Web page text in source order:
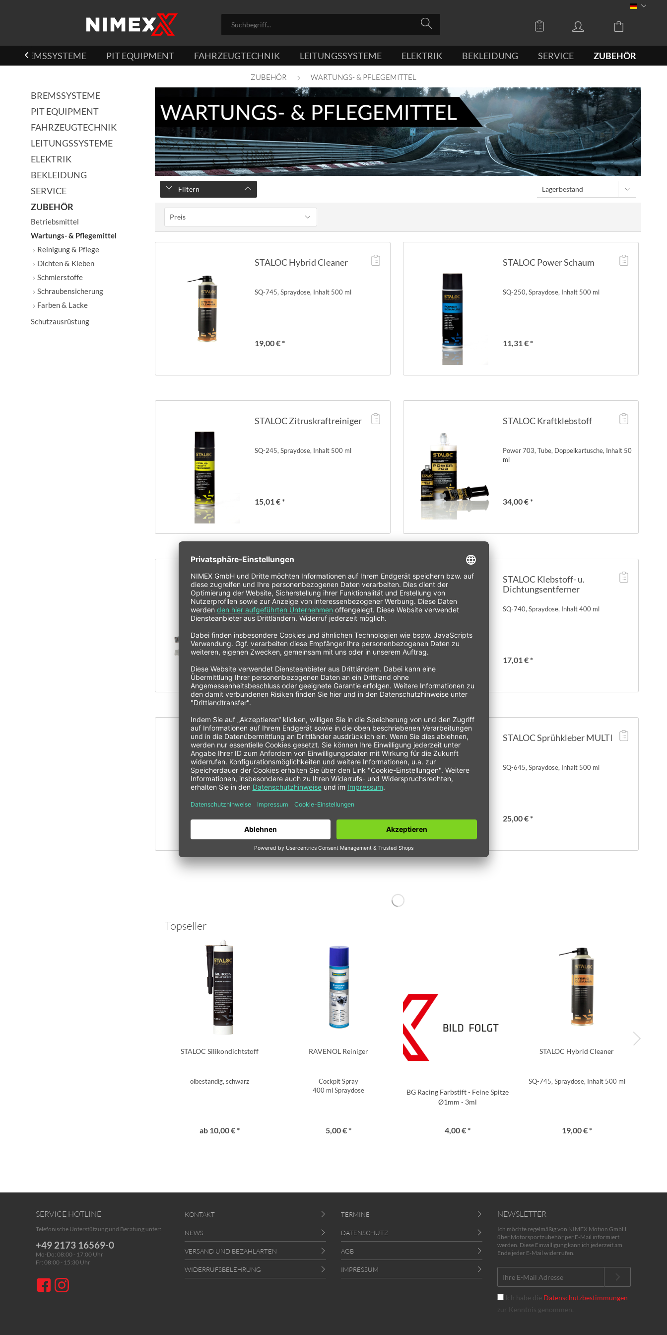
DEUTSCH
BREMSSYSTEME PIT EQUIPMENT FAHRZEUGTECHNIK LEITUNGSSYSTEME ELEKTRIK BEKLEIDUNG SERVICE ZUBEHÖR

ZUBEHÖR WARTUNGS- & PFLEGEMITTEL
BREMSSYSTEME
PIT EQUIPMENT
FAHRZEUGTECHNIK
LEITUNGSSYSTEME
ELEKTRIK
BEKLEIDUNG
SERVICE
ZUBEHÖR
Betriebsmittel
Wartungs- & Pflegemittel
Reinigung & Pflege
Dichten & Kleben
Schmierstoffe
Schraubensicherung
Farben & Lacke
Schutzausrüstung
Filtern
Preis
STALOC Hybrid Cleaner
SQ-745, Spraydose, Inhalt 500 ml
19,00 € *
STALOC Power Schaum
SQ-250, Spraydose, Inhalt 500 ml
11,31 € *
STALOC Zitruskraftreiniger
SQ-245, Spraydose, Inhalt 500 ml
15,01 € *
STALOC Kraftklebstoff
Power 703, Tube, Doppelkartusche, Inhalt 50
ml
34,00 € *
STALOC Spezialklebstoff
Carbo Speed, für Carbon- und
Kunststoffreparatur,
STALOC Klebstoff- u.
Dichtungsentferner
SQ-740, Spraydose, Inhalt 400 ml
17,01 € *
STALOC Karosseriesprühkleber
SQ-640, Spraydose, Inhalt 400 ml
28,00 € *
STALOC Sprühkleber MULTI
SQ-645, Spraydose, Inhalt 500 ml
25,00 € *
Topseller
STALOC Silikondichtstoff
ölbeständig, schwarz
ab 10,00 € *
RAVENOL Reiniger
Cockpit Spray
400 ml Spraydose
5,00 € *
BG Racing Farbstift - Feine Spitze
Ø1mm - 3ml
4,00 € *
STALOC Hybrid Cleaner
SQ-745, Spraydose, Inhalt 500 ml
19,00 € *
SERVICE HOTLINE
Telefonische Unterstützung und Beratung unter:
+49 2173 16569-0
Mo-Do: 08:00 - 17:00 Uhr
Fr: 08:00 - 15:30 Uhr
KONTAKT
NEWS
VERSAND UND BEZAHLARTEN
WIDERRUFSBELEHRUNG
TERMINE
DATENSCHUTZ
AGB
IMPRESSUM
NEWSLETTER
Ich möchte regelmäßig von NIMEX Motion GmbH
über Motorsportzubehör per E-Mail informiert
werden. Diese Einwilligung kann ich jederzeit am
Ende jeder E-Mail widerrufen.
Ich habe die Datenschutzbestimmungen
zur Kenntnis genommen.